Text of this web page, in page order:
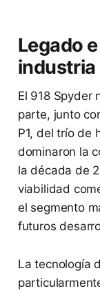
Legado
industria
El 918 Spyder
parte, junto
P1, del trío de
dominaron la
la década de
viabilidad
el segmento
futuros
La tecnología